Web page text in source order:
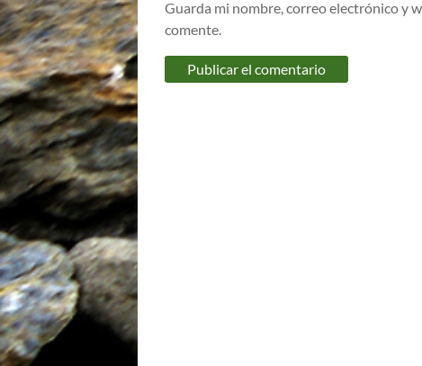
Guarda mi nombre, correo electrónico y
comente.